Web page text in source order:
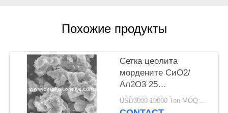
Похожие продукты
Сетка цеолита
мордените СиО2/
Ал2О3 25
молекулярная
USD3000-10000 Ton MOQ:1 кг